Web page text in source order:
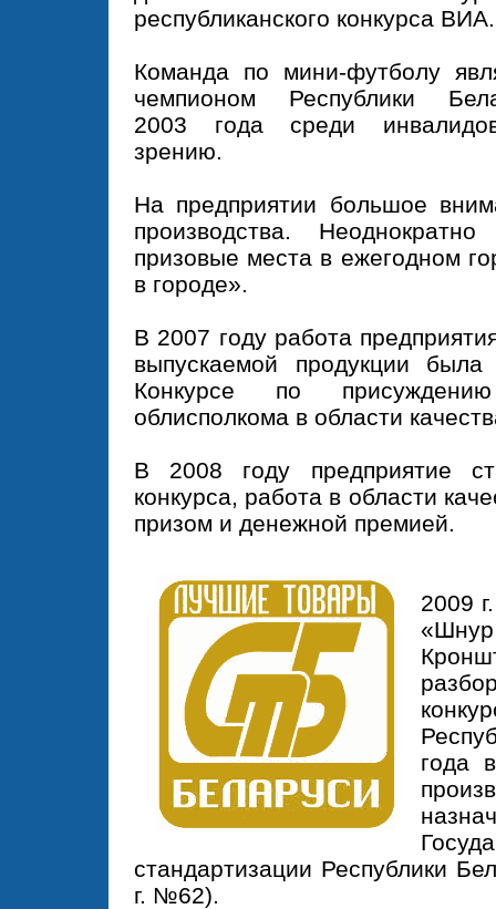
республиканского конкурса ВИА.
Команда по мини-футболу
чемпионом Республики
2003 года среди
зрению.
На предприятии большое
производства.
призовые места в ежегодном
в городе».
В 2007 году работа
выпускаемой продукции
Конкурсе по
облисполкома в области
В 2008 году предприятие
конкурса, работа в области
призом и денежной премией.
2009
года
стандартизации Республики
г. №62).